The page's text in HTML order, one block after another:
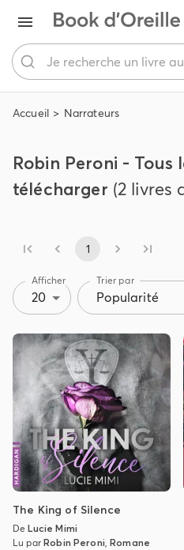
Accueil Narrateurs
Robin Peroni - Tous
télécharger (2 livres
1
Afficher
20
Trier par
Popularité
The King of Silence
DeLucie Mimi
Lu parRobin Peroni,Romane